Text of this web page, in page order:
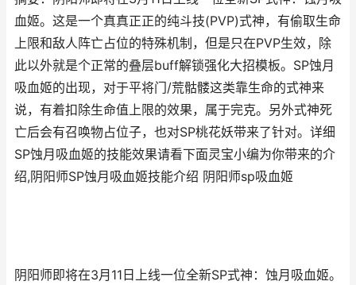
血姬。这是一个真真正正的纯斗技(PVP)式神，有偷取生命
上限和敌人阵亡占位的特殊机制，但是只在PVP生效，除
此以外就是个正常的叠层buff解锁强化大招模板。SP蚀月
吸血姬的出现，对于平将门/荒骷髅这类靠生命的式神来
说，有着扣除生命值上限的效果，属于完克。另外式神死
亡后会有召唤物占位子，也对SP桃花妖带来了针对。详细
SP蚀月吸血姬的技能效果请看下面灵宝小编为你带来的介
绍,阴阳师SP蚀月吸血姬技能介绍 阴阳师sp吸血姬
阴阳师即将在3月11日上线一位全新SP式神：蚀月吸血姬。